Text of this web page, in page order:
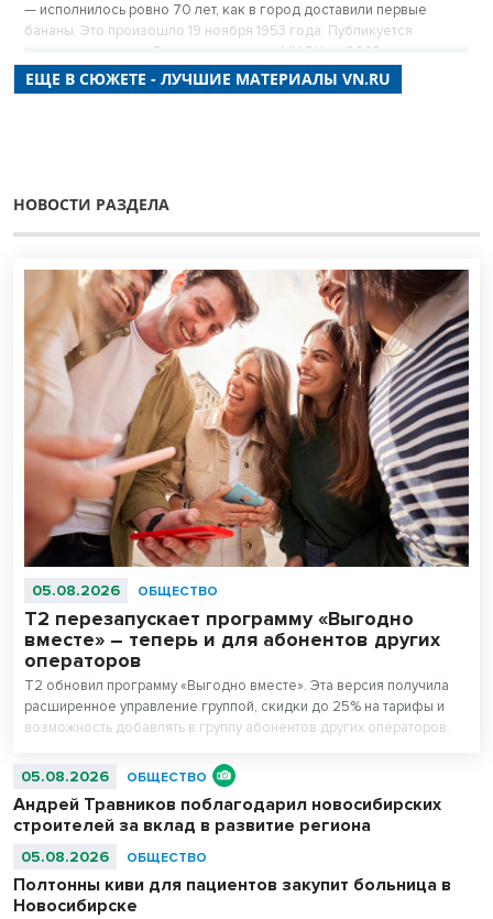
— исполнилось ровно 70 лет, как в город доставили первые
бананы. Это произошло 19 ноября 1953 года. Публикуется
повторно в цикле «Лучшие материалы VN.RU за 2023 год».
ЕЩЕ В СЮЖЕТЕ - ЛУЧШИЕ МАТЕРИАЛЫ VN.RU
НОВОСТИ РАЗДЕЛА
05.08.2026 ОБЩЕСТВО
Т2 перезапускает программу «Выгодно
вместе» – теперь и для абонентов других
операторов
T2 обновил программу «Выгодно вместе». Эта версия получила
расширенное управление группой, скидки до 25% на тарифы и
возможность добавлять в группу абонентов других операторов.
05.08.2026 ОБЩЕСТВО
Андрей Травников поблагодарил новосибирских
строителей за вклад в развитие региона
05.08.2026 ОБЩЕСТВО
Полтонны киви для пациентов закупит больница в
Новосибирске